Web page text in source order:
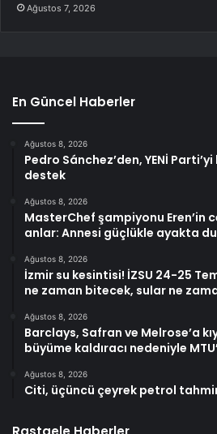
Ağustos 7, 2026
En Güncel Haberler
Ağustos 8, 2026
Pedro Sánchez’den, YENİ
destek
Ağustos 8, 2026
MasterChef şampiyonu Eren’in
anlar: Annesi güçlükle ayakta
Ağustos 8, 2026
İzmir su kesintisi! İZSU 24-25
ne zaman bitecek, sular ne
Ağustos 8, 2026
Barclays, Safran ve Melrose’a
büyüme kaldıracı nedeniyle
Ağustos 8, 2026
Citi, üçüncü çeyrek petrol